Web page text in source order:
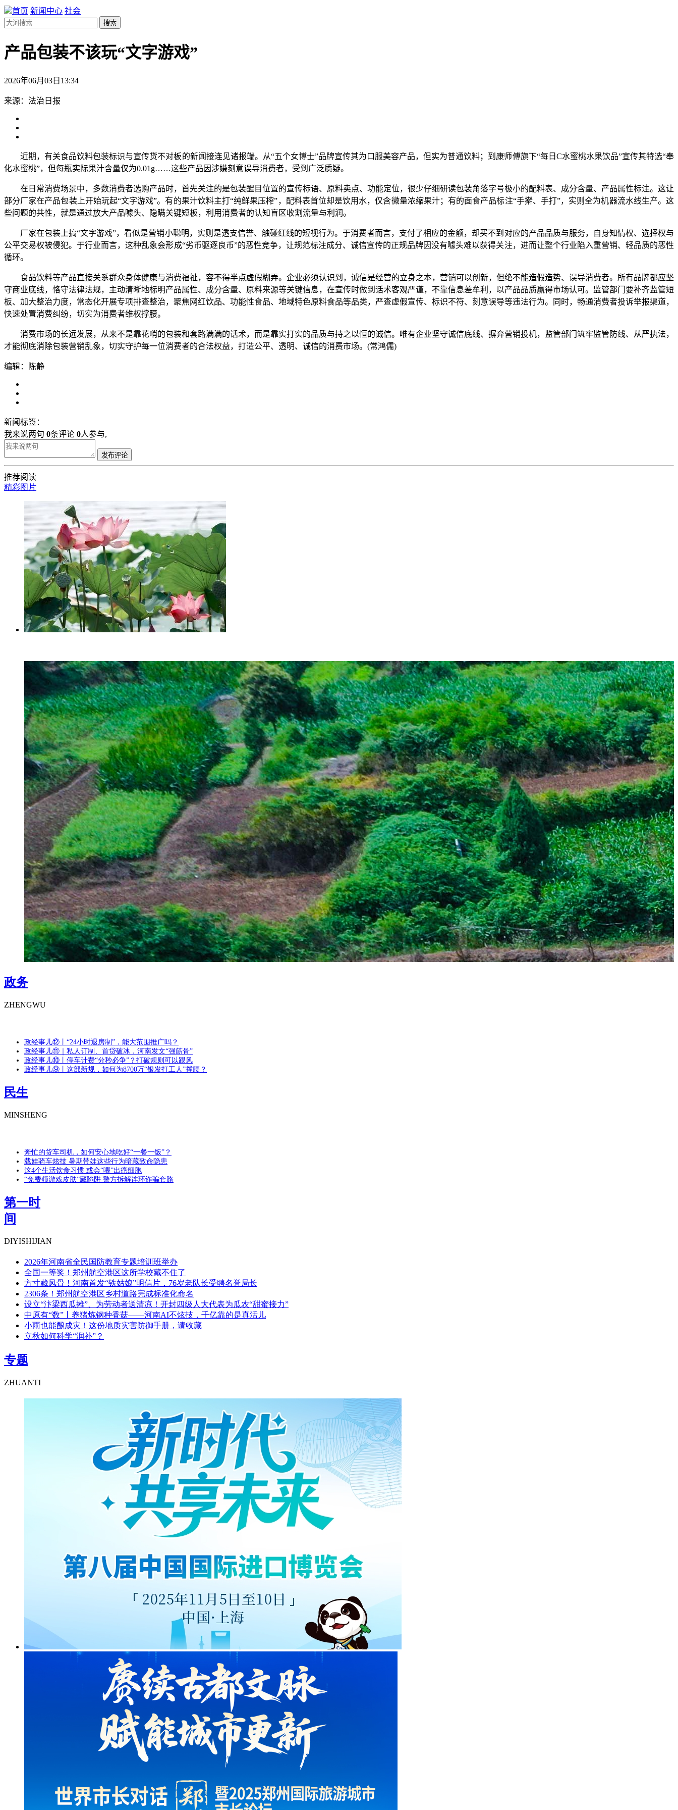
首页 新闻中心 社会
搜索
产品包装不该玩“文字游戏”
2026年06月03日13:34
来源：法治日报
近期，有关食品饮料包装标识与宣传货不对板的新闻接连见诸报端。从“五个女博士”品牌宣传其为口服美容产品，但实为普通饮料；到康师傅旗下“每日C水蜜桃水果饮品”宣传其特选“奉
化水蜜桃”，但每瓶实际果汁含量仅为0.01g……这些产品因涉嫌刻意误导消费者，受到广泛质疑。
在日常消费场景中，多数消费者选购产品时，首先关注的是包装醒目位置的宣传标语、原料卖点、功能定位，很少仔细研读包装角落字号极小的配料表、成分含量、产品属性标注。这让
部分厂家在产品包装上开始玩起“文字游戏”。有的果汁饮料主打“纯鲜果压榨”，配料表首位却是饮用水，仅含微量浓缩果汁；有的面食产品标注“手擀、手打”，实则全为机器流水线生产。这
些问题的共性，就是通过放大产品噱头、隐瞒关键短板，利用消费者的认知盲区收割流量与利润。
厂家在包装上搞“文字游戏”，看似是营销小聪明，实则是透支信誉、触碰红线的短视行为。于消费者而言，支付了相应的金额，却买不到对应的产品品质与服务，自身知情权、选择权与
公平交易权被侵犯。于行业而言，这种乱象会形成“劣币驱逐良币”的恶性竞争，让规范标注成分、诚信宣传的正规品牌因没有噱头难以获得关注，进而让整个行业陷入重营销、轻品质的恶性
循环。
食品饮料等产品直接关系群众身体健康与消费福祉，容不得半点虚假糊弄。企业必须认识到，诚信是经营的立身之本，营销可以创新，但绝不能造假造势、误导消费者。所有品牌都应坚
守商业底线，恪守法律法规，主动清晰地标明产品属性、成分含量、原料来源等关键信息，在宣传时做到话术客观严谨，不靠信息差牟利，以产品品质赢得市场认可。监管部门要补齐监管短
板、加大整治力度，常态化开展专项排查整治，聚焦网红饮品、功能性食品、地域特色原料食品等品类，严查虚假宣传、标识不符、刻意误导等违法行为。同时，畅通消费者投诉举报渠道，
快速处置消费纠纷，切实为消费者维权撑腰。
消费市场的长远发展，从来不是靠花哨的包装和套路满满的话术，而是靠实打实的品质与持之以恒的诚信。唯有企业坚守诚信底线、摒弃营销投机，监管部门筑牢监管防线、从严执法，
才能彻底消除包装营销乱象，切实守护每一位消费者的合法权益，打造公平、透明、诚信的消费市场。(常鸿儒)
编辑：陈静
新闻标签：
我来说两句 0条评论 0人参与,
发布评论
推荐阅读